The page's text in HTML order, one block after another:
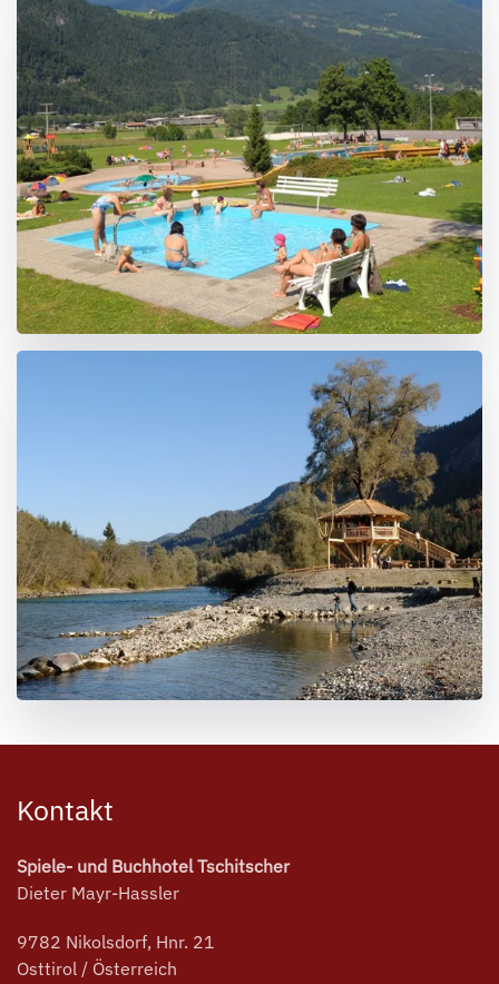
Kontakt
Spiele- und Buchhotel Tschitscher
Dieter Mayr-Hassler
9782 Nikolsdorf, Hnr. 21
Osttirol / Österreich